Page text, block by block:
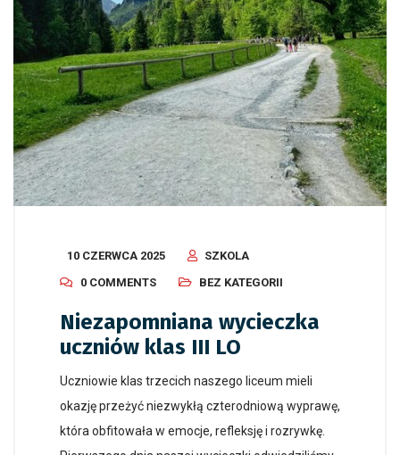
10 CZERWCA 2025
SZKOLA
0 COMMENTS
BEZ KATEGORII
Niezapomniana wycieczka
uczniów klas III LO
Uczniowie klas trzecich naszego liceum mieli
okazję przeżyć niezwykłą czterodniową wyprawę,
która obfitowała w emocje, refleksję i rozrywkę.